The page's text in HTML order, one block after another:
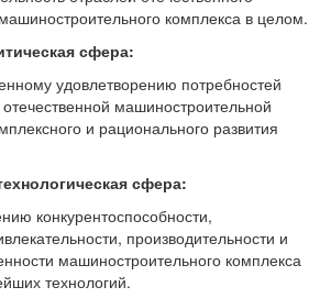
комплекса в целом.
сфера:
удовлетворению потребностей
машиностроительной
и рационального развития
сфера:
конкурентоспособности,
производительности и
машиностроительного комплекса
технологий.